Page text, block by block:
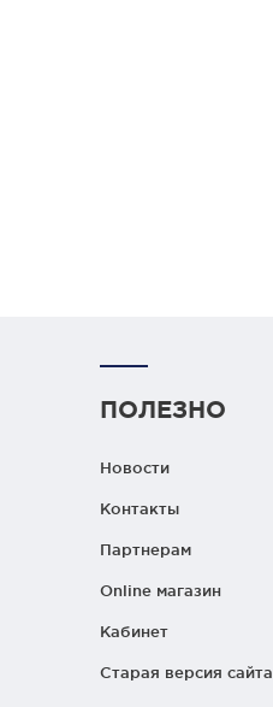
ПОЛЕЗНО
Новости
Контакты
Партнерам
Online магазин
Кабинет
Старая версия сайта